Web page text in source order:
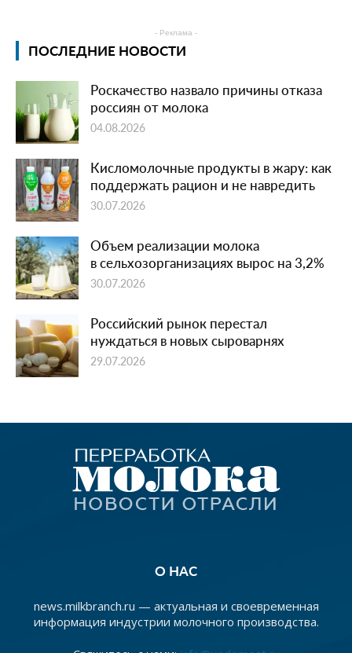
- Реклама -
ПОСЛЕДНИЕ НОВОСТИ
Роскачество назвало причины отказа
россиян от молока
04.08.2026
Кисломолочные продукты в жару: как
поддержать рацион и не навредить
30.07.2026
Объем реализации молока
в сельхозорганизациях вырос на 3,2%
30.07.2026
Российский рынок перестал
нуждаться в новых сыроварнях
29.07.2026
О НАС
news.milkbranch.ru — актуальная и своевременная
информация индустрии молочного производства.